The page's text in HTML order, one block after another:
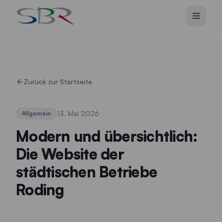
Zum Hauptinhalt springen
Zurück zur Startseite
Allgemein 13. Mai 2026
Modern und übersichtlich:
Die Website der
städtischen Betriebe
Roding